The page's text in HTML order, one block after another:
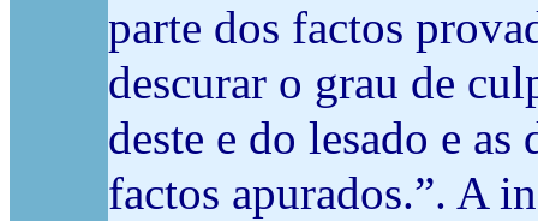
parte dos factos
descurar o grau de
deste e do lesado e
factos apurados.”. A